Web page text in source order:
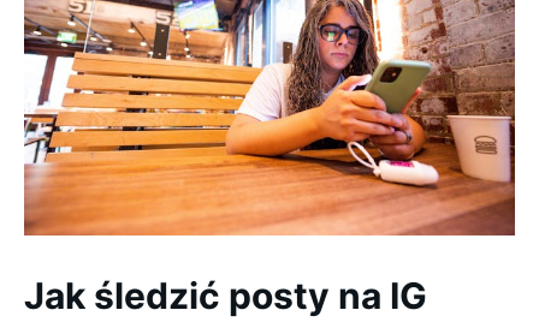
Jak śledzić posty na IG